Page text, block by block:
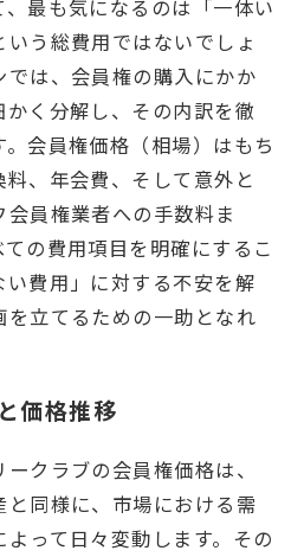
最も気になるのは「一体い
う総費用ではないでしょ
では、会員権の購入にかか
く分解し、その内訳を徹
会員権価格（相場）はもち
、年会費、そして意外と
員権業者への手数料ま
の費用項目を明確にするこ
い費用」に対する不安を解
立てるための一助となれ
価格推移
クラブの会員権価格は、
同様に、市場における需
って日々変動します。その